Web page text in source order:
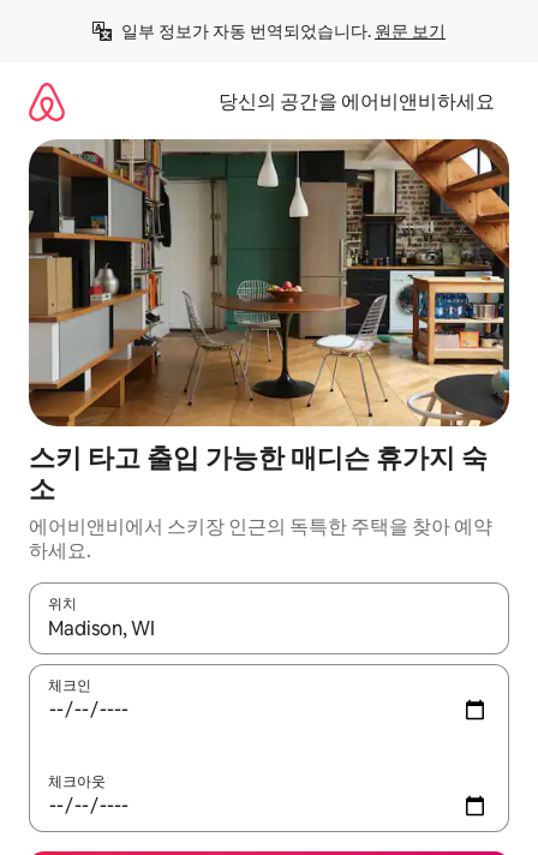
일부 정보가 자동 번역되었습니다. 원문 보기
당신의 공간을 에어비앤비하세요
스키 타고 출입 가능한 매디슨 휴가지 숙
소
에어비앤비에서 스키장 인근의 독특한 주택을 찾아 예약
하세요.
위치
결과가 나오면 위·아래 화살표 키를 사용하거나 터치 또는 스와이
체크인
체크아웃